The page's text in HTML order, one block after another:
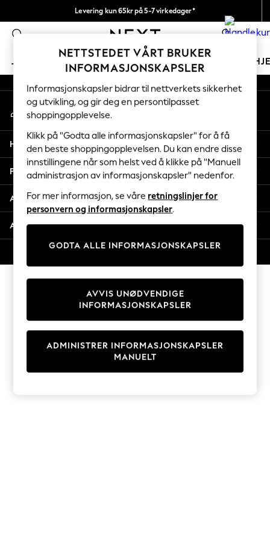
Levering kun 65kr på 5-7 virkedager*
Vi betaler alle tollavgifter 0
JENTER GUTTER BABY KVINNER
GIRLS
New In
50 - 92cm (0 - 24 months)
98 - 110cm (3 - 5 years)
116 - 134cm (6 - 9 years)
140 - 174cm (10 - 15+ years)
Trending: Top & Short Sets
Trending: Clogs
Toy Story
THE SET
Coats & Jackets
Sweatshirts & Hoodies
Knitwear
Cardigans
Dresses
Sets & Outfits
T-Shirts
An error occurred on client
Våre sosiale nettverk
Min konto
Logg inn på kontoen din
Hjelp
Personvern & Juridisk
Avdelinger
Andre tjenester
NETTSTEDET VÅRT BRUKER
INFORMASJONSKAPSLER
Informasjonskapsler bidrar til nettverkets sikkerhet
og utvikling, og gir deg en persontilpasset
shoppingopplevelse.
Klikk på "Godta alle informasjonskapsler" for å få
den beste shoppingopplevelsen. Du kan endre disse
innstillingene når som helst ved å klikke på "Manuell
administrasjon av informasjonskapsler" nedenfor.
For mer informasjon, se våre retningslinjer for
personvern og informasjonskapsler.
GODTA ALLE INFORMASJONSKAPSLER
ADMINISTRER INFORMASJONSKAPSLER
MANUELT
AVVIS UNØDVENDIGE
INFORMASJONSKAPSLER